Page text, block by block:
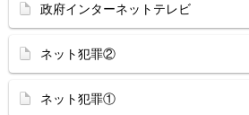
政府インターネットテレビ
ネット犯罪②
ネット犯罪①